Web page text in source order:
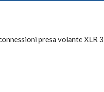
presa volante XLR